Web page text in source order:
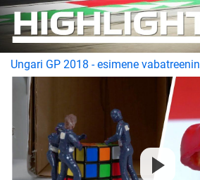
Ungari GP 2018 - esimene